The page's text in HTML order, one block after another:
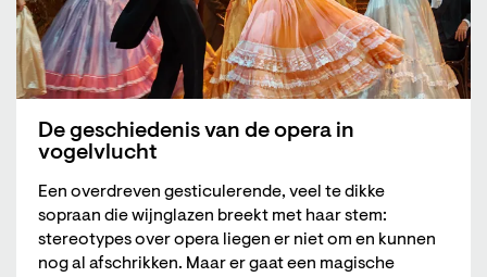
De geschiedenis van de opera in
vogelvlucht
Een overdreven gesticulerende, veel te dikke
sopraan die wijnglazen breekt met haar stem:
stereotypes over opera liegen er niet om en kunnen
nog al afschrikken. Maar er gaat een magische